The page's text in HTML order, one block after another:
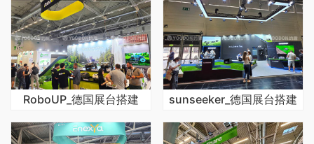
RoboUP_德国展台搭建 sunseeker_德国展台搭建